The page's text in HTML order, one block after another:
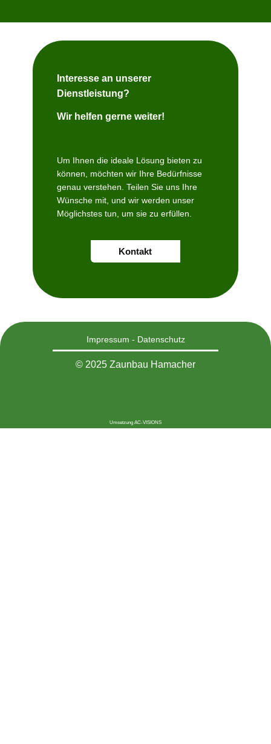
Interesse an unserer
Dienstleistung?
Wir helfen gerne weiter!
Um Ihnen die ideale Lösung bieten zu
können, möchten wir Ihre Bedürfnisse
genau verstehen. Teilen Sie uns Ihre
Wünsche mit, und wir werden unser
Möglichstes tun, um sie zu erfüllen.
Kontakt
Impressum - Datenschutz
© 2025 Zaunbau Hamacher
Umsetzung AC-VISIONS